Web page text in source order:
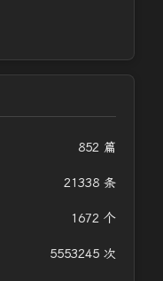
852 篇
21338 条
1672 个
5553245 次